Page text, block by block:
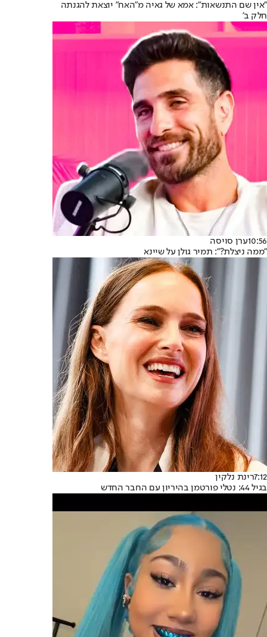
"אין שם התנשאות": אמא של גאיה מ"האח" יוצאת להגנתה
חלק ב'
10:56ערן סויסה
"ממה ניצלת?": תמיר גולן על שיינא
7:12רינת נלקין
בגיל 44: נטלי פורטמן בהיריון עם החבר החדש